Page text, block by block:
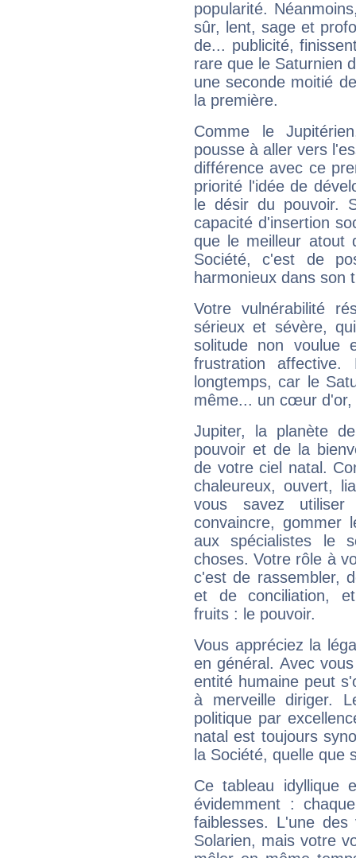
popularité.
sûr, lent, sage et
de... publicité,
rare que le Saturnien
une seconde moitié
la première.
Comme le
pousse à aller vers
différence avec ce
priorité l'idée de
le désir du pouvoir.
capacité d'insertion
que le meilleur atout
Société, c'est de
harmonieux dans son
Votre vulnérabilité
sérieux et sévère,
solitude non voulue
frustration
longtemps, car le
même... un cœur d'or,
Jupiter, la planète
pouvoir et de la
de votre ciel natal.
chaleureux, ouvert,
vous savez
convaincre, gommer
aux spécialistes le
choses. Votre rôle à
c'est de rassembler,
et de conciliation,
fruits : le pouvoir.
Vous appréciez la
en général. Avec
entité humaine peut
à merveille diriger.
politique par
natal est toujours
la Société, quelle que
Ce tableau idyllique
évidemment :
faiblesses. L'une
Solarien, mais votre